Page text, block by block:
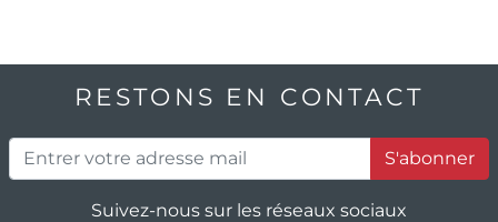
RESTONS EN CONTACT
S'abonner
Suivez-nous sur les réseaux sociaux